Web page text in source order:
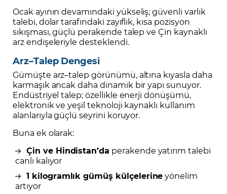
Ocak ayının devamındaki yükseliş; güvenli varlık
talebi, dolar tarafındaki zayıflık, kısa pozisyon
sıkışması, güçlü perakende talep ve Çin kaynaklı
arz endişeleriyle desteklendi.
Arz–Talep Dengesi
Gümüşte arz–talep görünümü, altına kıyasla daha
karmaşık ancak daha dinamik bir yapı sunuyor.
Endüstriyel talep; özellikle enerji dönüşümü,
elektronik ve yeşil teknoloji kaynaklı kullanım
alanlarıyla güçlü seyrini koruyor.
Buna ek olarak:
Çin ve Hindistan’da perakende yatırım talebi
canlı kalıyor
1 kilogramlık gümüş külçelerineyönelim
artıyor